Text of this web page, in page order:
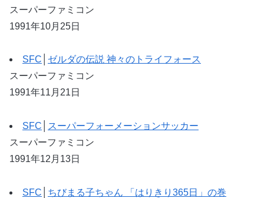
スーパーファミコン
1991年10月25日
SFC
ゼルダの伝説 神々のトライフォース
スーパーファミコン
1991年11月21日
SFC
スーパーフォーメーションサッカー
スーパーファミコン
1991年12月13日
SFC
ちびまる子ちゃん 「はりきり365日」の巻